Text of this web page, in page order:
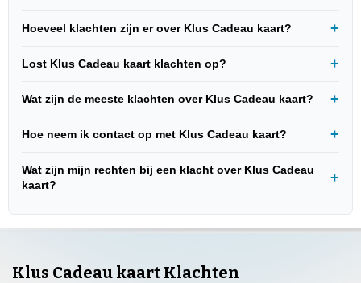
Hoeveel klachten zijn er over Klus Cadeau kaart?
Lost Klus Cadeau kaart klachten op?
Wat zijn de meeste klachten over Klus Cadeau kaart?
Hoe neem ik contact op met Klus Cadeau kaart?
Wat zijn mijn rechten bij een klacht over Klus Cadeau
kaart?
Klus Cadeau kaart Klachten